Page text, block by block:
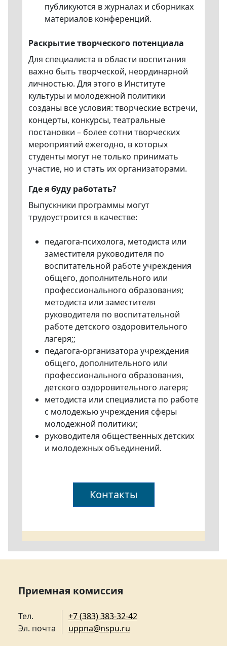
Контакты
публикуются в журналах и сборниках
материалов конференций.
Раскрытие творческого потенциала
Для специалиста в области воспитания
важно быть творческой, неординарной
личностью. Для этого в Институте
культуры и молодежной политики
созданы все условия: творческие встречи,
концерты, конкурсы, театральные
постановки – более сотни творческих
мероприятий ежегодно, в которых
студенты могут не только принимать
участие, но и стать их организаторами.
Где я буду работать?
Выпускники программы могут
трудоустроится в качестве:
педагога-психолога, методиста или
заместителя руководителя по
воспитательной работе учреждения
общего, дополнительного или
профессионального образования;
методиста или заместителя
руководителя по воспитательной
работе детского оздоровительного
лагеря;;
педагога-организатора учреждения
общего, дополнительного или
профессионального образования,
детского оздоровительного лагеря;
методиста или специалиста по работе
с молодежью учреждения сферы
молодежной политики;
руководителя общественных детских
и молодежных объединений.
Приемная комиссия
Тел.
Эл. почта
+7 (383) 383-32-42
uppna@nspu.ru